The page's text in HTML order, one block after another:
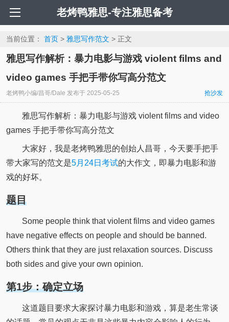
老烤鸭雅思-专注雅思备考
当前位置： 首页> 雅思写作范文 > 正文
雅思写作解析：暴力电影与游戏 violent films and
video games 手把手带你写高分范文
老烤鸭小编/昌哥/Dale 发布于 2025-05-25 抢沙发
雅思写作解析：暴力电影与游戏 violent films and video
games 手把手带你写高分范文
大家好，我是老烤鸭雅思的创始人昌哥，今天要手把手
带大家写的范文是5月24日考试的大作文，即暴力电影和游
戏的好坏。
题目
Some people think that violent films and video games
have negative effects on people and should be banned.
Others think that they are just relaxation sources. Discuss
both sides and give your own opinion.
第1步：确定立场
这道题目要求大家探讨暴力电影和游戏，算是老生常谈